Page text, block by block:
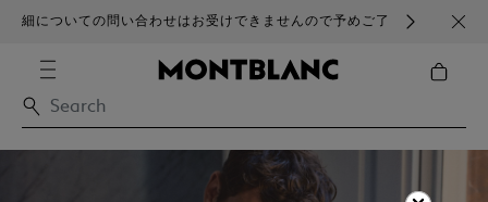
細についての問い合わせはお受けできませんので予めご了
ブラ